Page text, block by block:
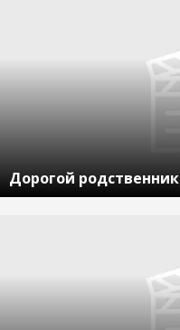
Дорогой родственник